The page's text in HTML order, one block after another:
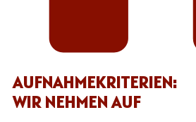
AUFNAHMEKRITERIEN:
WIR NEHMEN AUF